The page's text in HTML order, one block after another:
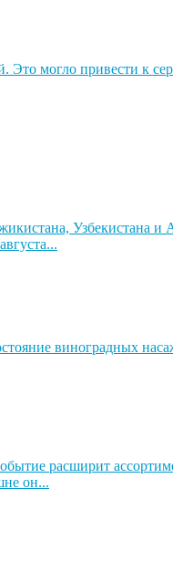
могло привести к
Узбекистана
виноградных
расширит
он...